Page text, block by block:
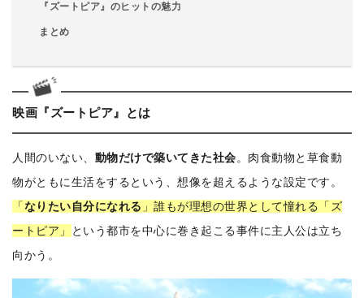
『ズートピア』のヒットの魅力
まとめ
映画『ズートピア』とは
人間のいない、 動物だけで築いてきた社会。肉食動物と草食動
物がともに生活をするという、想像を超えるような設定です。
「なりたい自分になれる 」誰もが理想の世界として憧れる「ズ
ートピア」
という都市を中心に巻き起こる事件に主人公は立ち
向かう。